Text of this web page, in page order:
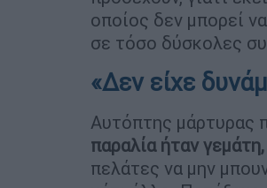
οποίος δεν μπορεί
σε τόσο δύσκολες
«Δεν είχε
Αυτόπτης μάρτυρας
παραλία ήταν
πελάτες να μην